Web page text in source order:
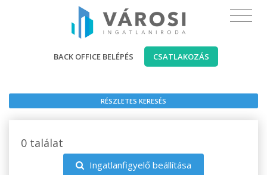
BACK OFFICE BELÉPÉS CSATLAKOZÁS
RÉSZLETES KERESÉS
0 találat
Ingatlanfigyelő beállítása